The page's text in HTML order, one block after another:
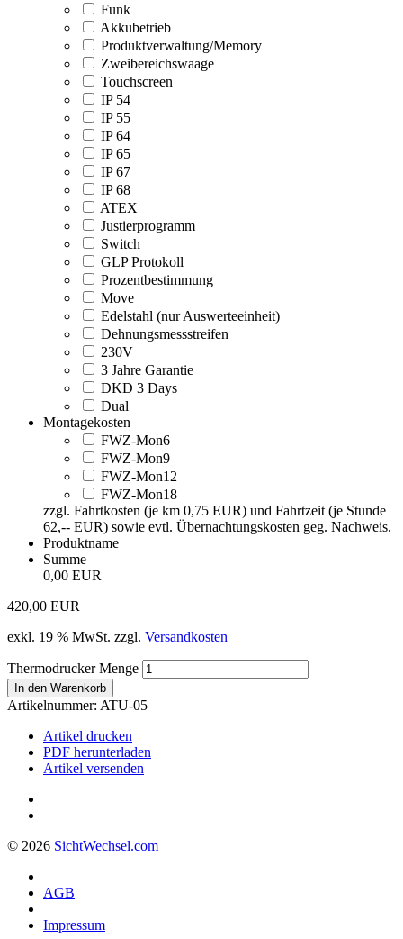
Funk
Akkubetrieb
Produktverwaltung/Memory
Zweibereichswaage
Touchscreen
IP 54
IP 55
IP 64
IP 65
IP 67
IP 68
ATEX
Justierprogramm
Switch
GLP Protokoll
Prozentbestimmung
Move
Edelstahl (nur Auswerteeinheit)
Dehnungsmessstreifen
230V
3 Jahre Garantie
DKD 3 Days
Dual
Montagekosten
FWZ-Mon6
FWZ-Mon9
FWZ-Mon12
FWZ-Mon18
zzgl. Fahrtkosten (je km 0,75 EUR) und Fahrtzeit (je Stunde
62,-- EUR) sowie evtl. Übernachtungskosten geg. Nachweis.
Produktname
Summe
0,00 EUR
420,00 EUR
exkl. 19 % MwSt. zzgl. Versandkosten
Thermodrucker Menge
In den Warenkorb
Artikelnummer: ATU-05
Artikel drucken
PDF herunterladen
Artikel versenden
© 2026 SichtWechsel.com
AGB
Impressum